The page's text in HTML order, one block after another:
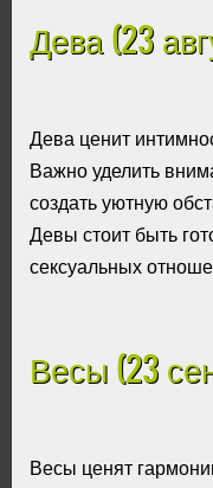
Дева (23
Дева ценит
Важно уделить
создать уютную
Девы стоит быть
сексуальных
Весы (23
Весы ценят